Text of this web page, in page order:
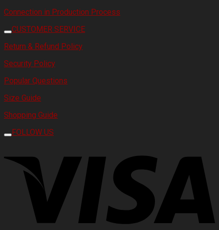
Connection in Production Process
CUSTOMER SERVICE
Return & Refund Policy
Security Policy
Popular Questions
Size Guide
Shopping Guide
FOLLOW US